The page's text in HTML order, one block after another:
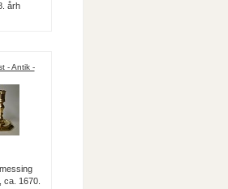
årh
- Antik -
ca. 1670.